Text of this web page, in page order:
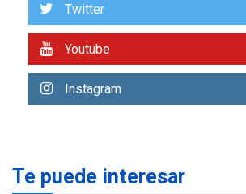
7
Margarita será
Twitter
Youtube
Instagram
Te puede interesar